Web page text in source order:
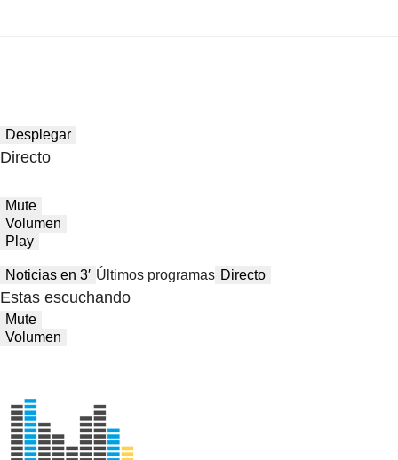
Desplegar
Directo
Mute
Volumen
Play
Noticias en 3′ Últimos programas Directo
Estas escuchando
Mute
Volumen